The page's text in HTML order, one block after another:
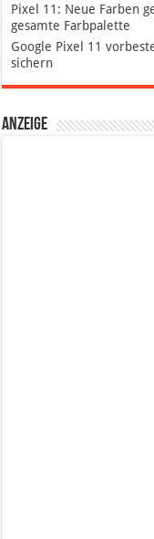
Pixel 11: Neue Farben
gesamte Farbpalette
Google Pixel 11
sichern
Anzeige